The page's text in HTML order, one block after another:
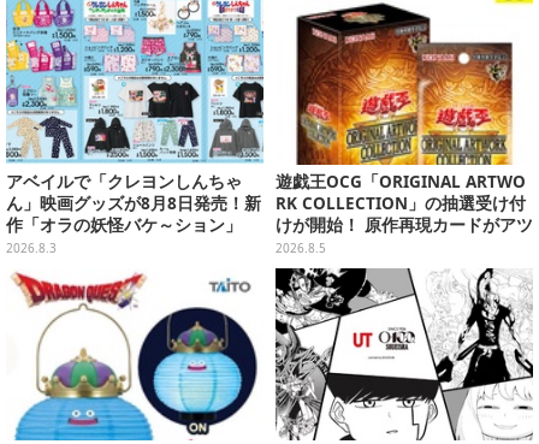
アベイルで「クレヨンしんちゃ
ん」映画グッズが8月8日発売！新
作「オラの妖怪バケ～ション」
や、「ヘンダーランド」「暗黒タ
マタマ」などをフィーチャー
2026.8.3
遊戯王OCG「ORIGINAL ARTWO
RK COLLECTION」の抽選受け付
けが開始！ 原作再現カードがアツ
いスペシャルパック
2026.8.5